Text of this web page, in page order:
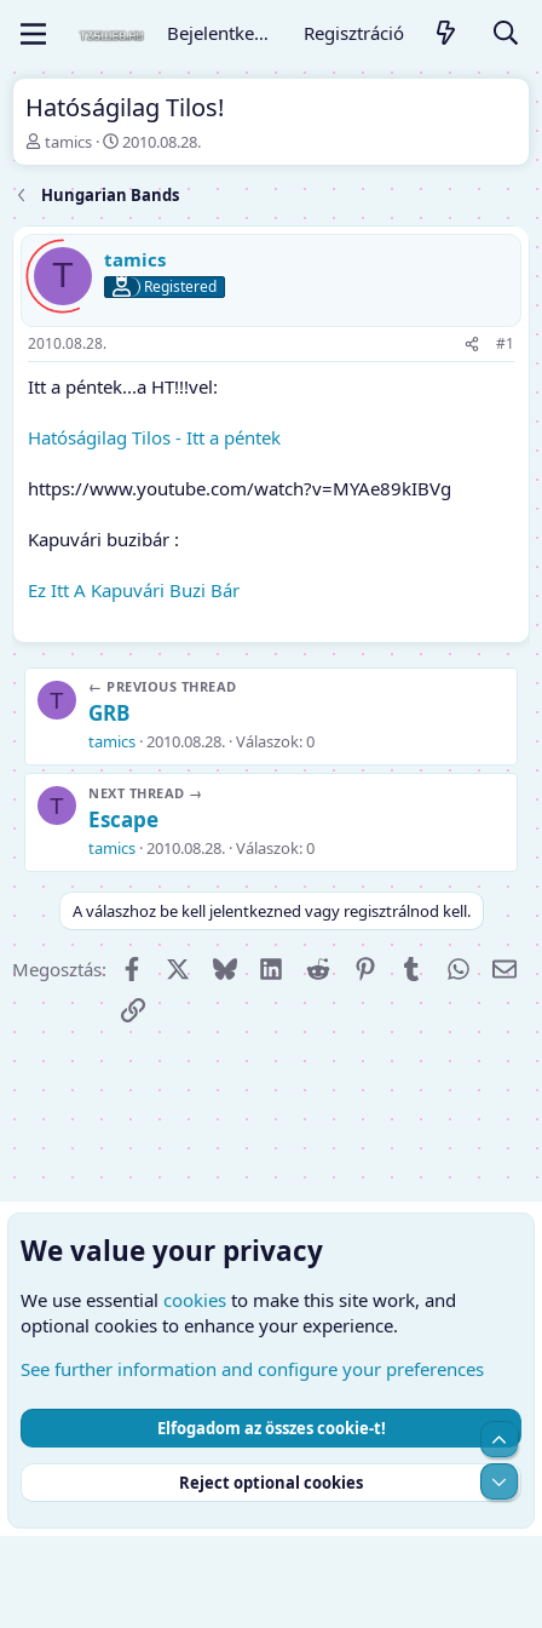
Bejelentkezés Regisztráció
Hatóságilag Tilos!
T
é
m
a
i
n
d
t
ó
tamics
K
e
d
ő
á
t
2010.08.28.
Hungarian Bands
T tamics
Registered
2010.08.28. #1
Itt a péntek...a HT!!!vel:
Hatóságilag Tilos - Itt a péntek
https://www.youtube.com/watch?v=MYAe89kIBVg
Kapuvári buzibár :
Ez Itt A Kapuvári Buzi Bár
T
← PREVIOUS THREAD
GRB
tamics 2010.08.28. Válaszok: 0
T
NEXT THREAD →
Escape
tamics 2010.08.28. Válaszok: 0
A válaszhoz be kell jelentkezned vagy regisztrálnod kell.
Megosztás: FacebookX (Twitter)
Bluesky LinkedInReddit PinterestTumblr
E-
Link
Hungarian (HU)
Kapcsolatfelvétel
Feltételek és szabályok
Adatvédelmi szabályzat
Súgó
Kezdőlap
RSS
We value your privacy
We use essential cookies to make this site work, and
optional cookies to enhance your experience.
See further information and configure your preferences
Elfogadom az összes cookie-t!
Reject optional cookies
Top
Alul